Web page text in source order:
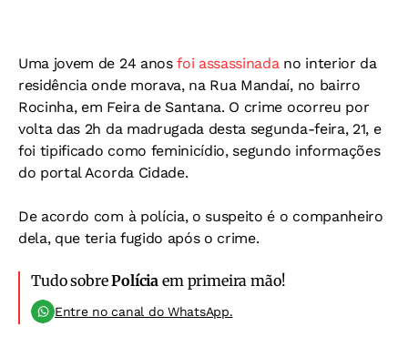
Uma jovem de 24 anosfoi assassinadano interior da
residência onde morava, na Rua Mandaí, no bairro
Rocinha, em Feira de Santana. O crime ocorreu por
volta das 2h da madrugada desta segunda-feira, 21, e
foi tipificado como feminicídio, segundo informações
do portal Acorda Cidade.
De acordo com à polícia, o suspeito é o companheiro
dela, que teria fugido após o crime.
Tudo sobrePolícia em primeira mão!
Entre no canal do WhatsApp.